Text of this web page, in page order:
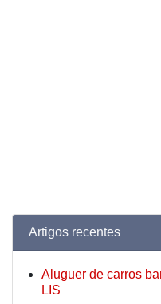
Artigos recentes
Aluguer de carros
LIS